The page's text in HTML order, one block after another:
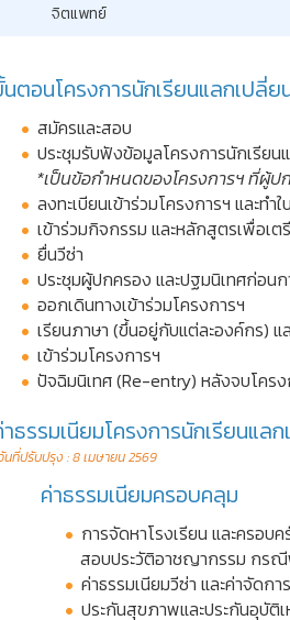
จิตแพทย์
ตอนโครงการนักเรียนแลกเปลี่ย
สมัครและสอบ
ประชุมรับฟังข้อมูลโครงการนักเรีย
*เป็นข้อกำหนดของโครงการฯ ที่ผู้ป
ลงทะเบียนเข้าร่วมโครงการฯ และท
เข้าร่วมกิจกรรม และหลักสูตรเพื่อเ
ยื่นวีซ่า
ประชุมผู้ปกครอง และปฐมนิเทศก่อนก
ออกเดินทางเข้าร่วมโครงการฯ
เรียนภาษา (ขึ้นอยู่กับแต่ละองค์กร) แ
เข้าร่วมโครงการฯ
ปัจฉิมนิเทศ (Re-entry) หลังจบโครง
ธรรมเนียมโครงการนักเรียนแล
นที่ปรับปรุง : 8 เมษายน 2569
ค่าธรรมเนียมครอบคลุม
การจัดหาโรงเรียน และครอ
สอบประวัติอาชญากรรม กร
ค่าธรรมเนียมวีซ่า และค่าจัดก
ประกันสุขภาพและประกันอุบัติ